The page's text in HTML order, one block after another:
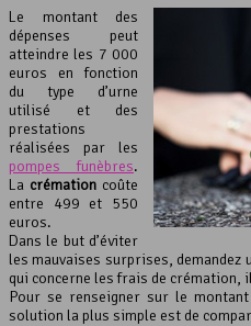
Le montant des
dépenses peut
atteindre les 7 000
euros en fonction
du type d’urne
utilisé et des
prestations
réalisées par les
pompes funèbres.
La crémation coûte
entre 499 et 550
euros.
Dans le but d’éviter
les mauvaises surprises, demandez
qui concerne les frais de
Pour se renseigner sur le
solution la plus simple est de